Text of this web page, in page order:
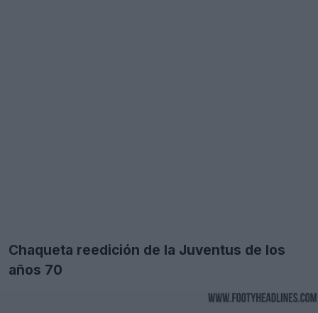
Chaqueta reedición de la Juventus de los
años 70